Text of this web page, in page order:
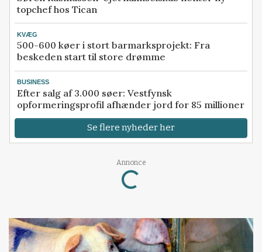
topchef hos Tican
KVÆG
500-600 køer i stort barmarksprojekt: Fra
beskeden start til store drømme
BUSINESS
Efter salg af 3.000 søer: Vestfynsk
opformeringsprofil afhænder jord for 85 millioner
Se flere nyheder her
Annonce
Loading...